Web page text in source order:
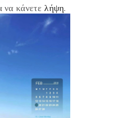
να κάνετελήψη.